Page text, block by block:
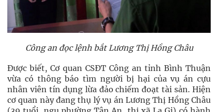
Công an đọc lệnh bắt Lương Thị Hồng Châu
Được biết, Cơ quan CSĐT Công an tỉnh Bình Thuận
vừa có thông báo tìm người bị hại của vụ án cựu
nhân viên tín dụng lừa đảo chiếm đoạt tài sản. Hiện
cơ quan này đang thụ lý vụ án Lương Thị Hồng Châu